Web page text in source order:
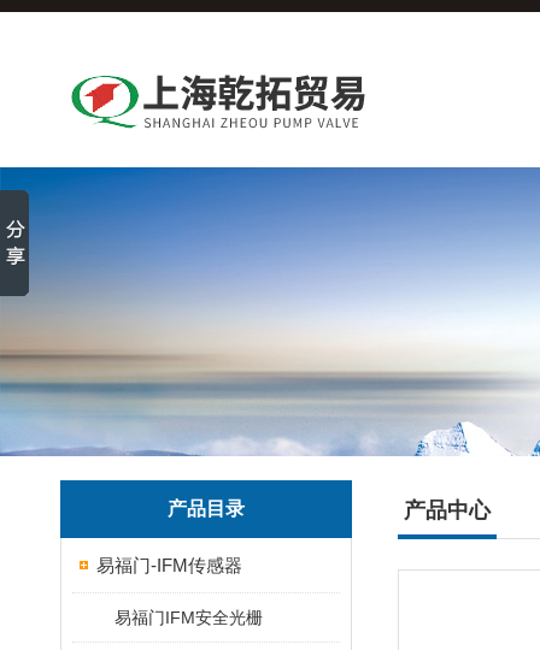
产品目录
易福门-IFM传感器
易福门IFM安全光栅
产品中心